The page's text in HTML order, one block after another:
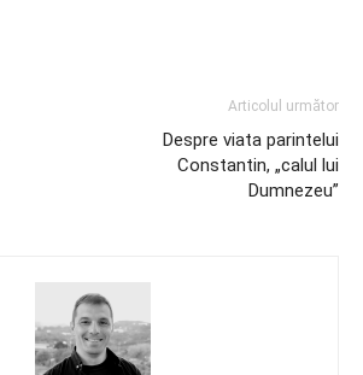
Articolul următor
Despre viata parintelui
Constantin, „calul lui
Dumnezeu”